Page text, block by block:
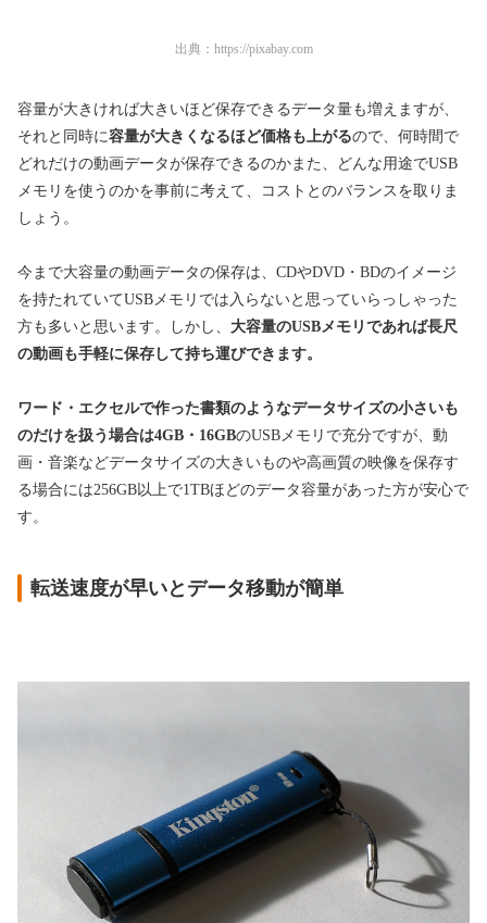
出典： https://pixabay.com
容量が大きければ大きいほど保存できるデータ量も増えますが、
それと同時に容量が大きくなるほど価格も上がるので、何時間で
どれだけの動画データが保存できるのかまた、どんな用途でUSB
メモリを使うのかを事前に考えて、コストとのバランスを取りま
しょう。
今まで大容量の動画データの保存は、CDやDVD・BDのイメージ
を持たれていてUSBメモリでは入らないと思っていらっしゃった
方も多いと思います。しかし、 大容量のUSBメモリであれば長尺
の動画も手軽に保存して持ち運びできます。
ワード・エクセルで作った書類のようなデータサイズの小さいも
のだけを扱う場合は4GB・16GBのUSBメモリで充分ですが、動
画・音楽などデータサイズの大きいものや高画質の映像を保存す
る場合には256GB以上で1TBほどのデータ容量があった方が安心で
す。
転送速度が早いとデータ移動が簡単